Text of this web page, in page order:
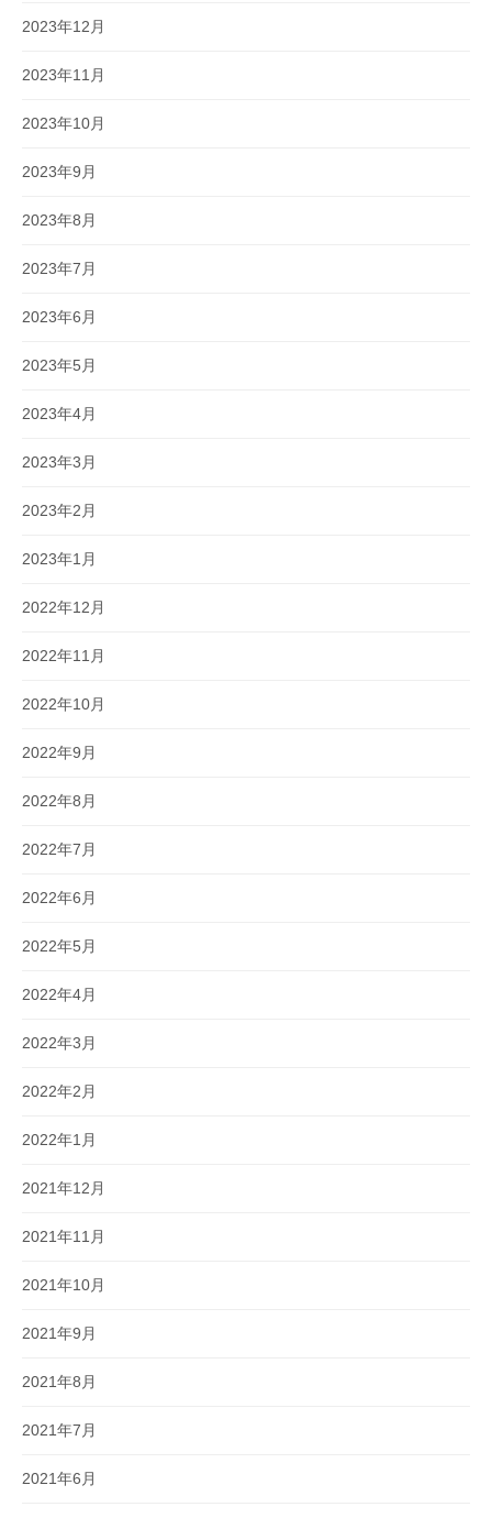
2023年12月
2023年11月
2023年10月
2023年9月
2023年8月
2023年7月
2023年6月
2023年5月
2023年4月
2023年3月
2023年2月
2023年1月
2022年12月
2022年11月
2022年10月
2022年9月
2022年8月
2022年7月
2022年6月
2022年5月
2022年4月
2022年3月
2022年2月
2022年1月
2021年12月
2021年11月
2021年10月
2021年9月
2021年8月
2021年7月
2021年6月